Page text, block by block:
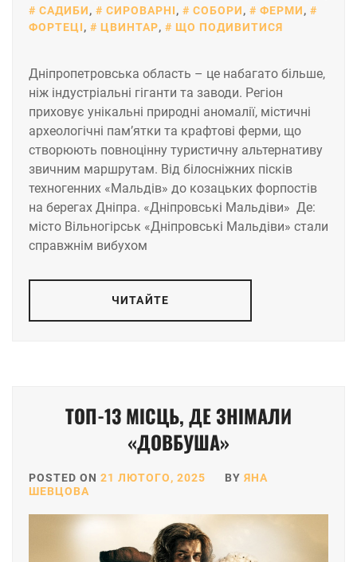
САДИБИ, СИРОВАРНІ, СОБОРИ, ФЕРМИ,
ФОРТЕЦІ, ЦВИНТАР, ЩО ПОДИВИТИСЯ
Дніпропетровська область – це набагато більше,
ніж індустріальні гіганти та заводи. Регіон
приховує унікальні природні аномалії, містичні
археологічні пам’ятки та крафтові ферми, що
створюють повноцінну туристичну альтернативу
звичним маршрутам. Від білосніжних пісків
техногенних «Мальдів» до козацьких форпостів
на берегах Дніпра. «Дніпровські Мальдіви» Де:
місто Вільногірськ «Дніпровські Мальдіви» стали
справжнім вибухом
ЧИТАЙТЕ
ТОП-13 МІСЦЬ, ДЕ ЗНІМАЛИ
«ДОВБУША»
POSTED ON 21 ЛЮТОГО, 2025 BY ЯНА
ШЕВЦОВА